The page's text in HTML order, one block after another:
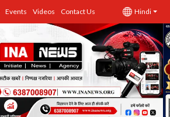
Events Videos Contact Us Hindi